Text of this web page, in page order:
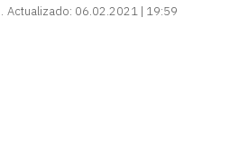
Actualizado: 06.02.2021 | 19:59